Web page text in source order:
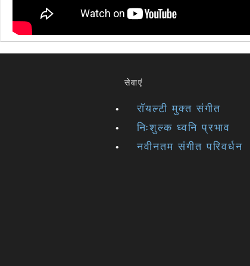
सेवाएं
रॉयल्टी मुक्त संगीत
निःशुल्क ध्वनि प्रभाव
नवीनतम संगीत परिवर्धन